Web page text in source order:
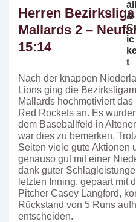
Herren
Mallards 2 –
15:14
Nach der knappen
Lions ging die
Mallards hochmotiviert
Red Rockets an. Es
dem Baseballfeld in
war dies zu bemerken.
Seiten viele gute Aktionen
genauso gut mit einer
dank guter
letzten Inning, gepaart mit
Pitcher Casey Langford,
Rückstand von 5 Runs
entscheiden.